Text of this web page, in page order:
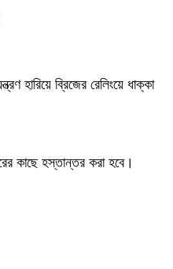
হারিয়ে ব্রিজের রেলিংয়ে ধাক্কা
কাছে হস্তান্তর করা হবে।